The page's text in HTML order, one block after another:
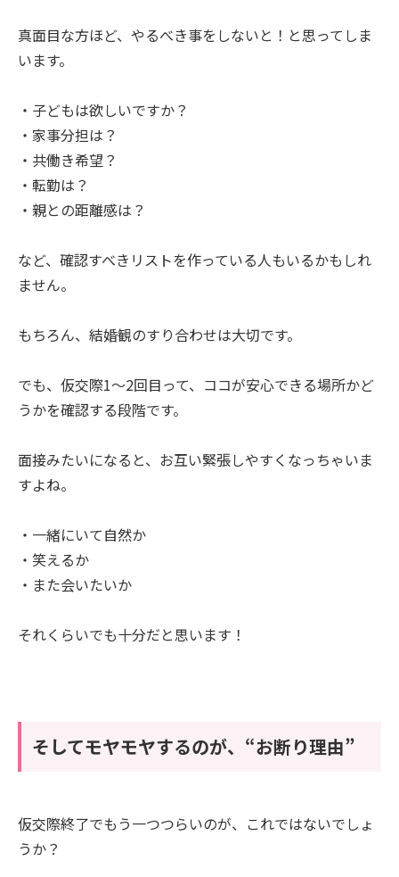
真面目な方ほど、やるべき事をしないと！と思ってしま
います。
・子どもは欲しいですか？
・家事分担は？
・共働き希望？
・転勤は？
・親との距離感は？
など、確認すべきリストを作っている人もいるかもしれ
ません。
もちろん、結婚観のすり合わせは大切です。
でも、仮交際1〜2回目って、ココが安心できる場所かど
うかを確認する段階です。
面接みたいになると、お互い緊張しやすくなっちゃいま
すよね。
・一緒にいて自然か
・笑えるか
・また会いたいか
それくらいでも十分だと思います！
そしてモヤモヤするのが、“お断り理由”
仮交際終了でもう一つつらいのが、これではないでしょ
うか？